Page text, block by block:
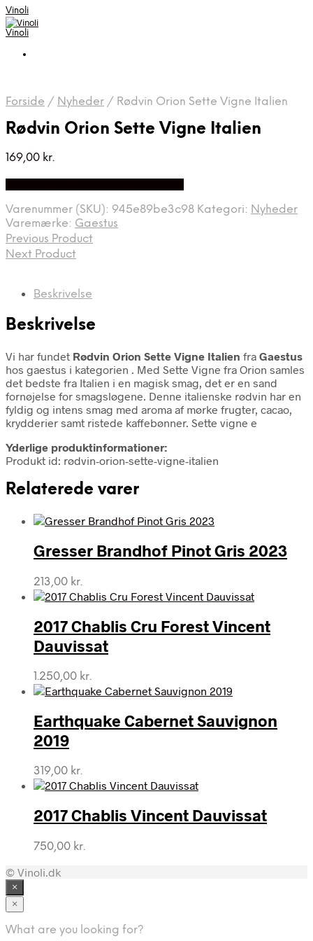
Vinoli
Vinoli
Forside / Nyheder / Rødvin Orion Sette Vigne Italien
Rødvin Orion Sette Vigne Italien
169,00 kr.
Varenummer (SKU): 945e89be3c98 Kategori: Nyheder
Varemærke: Gaestus
Previous Product
Next Product
Beskrivelse
Beskrivelse
Vi har fundet Rødvin Orion Sette Vigne Italien fra Gaestus
hos gaestus i kategorien . Med Sette Vigne fra Orion samles
det bedste fra Italien i en magisk smag, det er en sand
fornøjelse for smagsløgene. Denne italienske rødvin har en
fyldig og intens smag med aroma af mørke frugter, cacao,
krydderier samt ristede kaffebønner. Sette vigne e
Yderlige produktinformationer:
Produkt id: rødvin-orion-sette-vigne-italien
Relaterede varer
Gresser Brandhof Pinot Gris 2023
213,00 kr.
2017 Chablis Cru Forest Vincent
Dauvissat
1.250,00 kr.
Earthquake Cabernet Sauvignon
2019
319,00 kr.
2017 Chablis Vincent Dauvissat
750,00 kr.
© Vinoli.dk
×
×
What are you looking for?